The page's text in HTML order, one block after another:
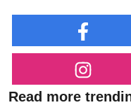
Read more